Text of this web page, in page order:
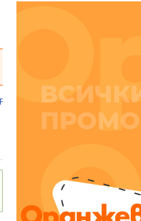
RAID Raid® crawling insects